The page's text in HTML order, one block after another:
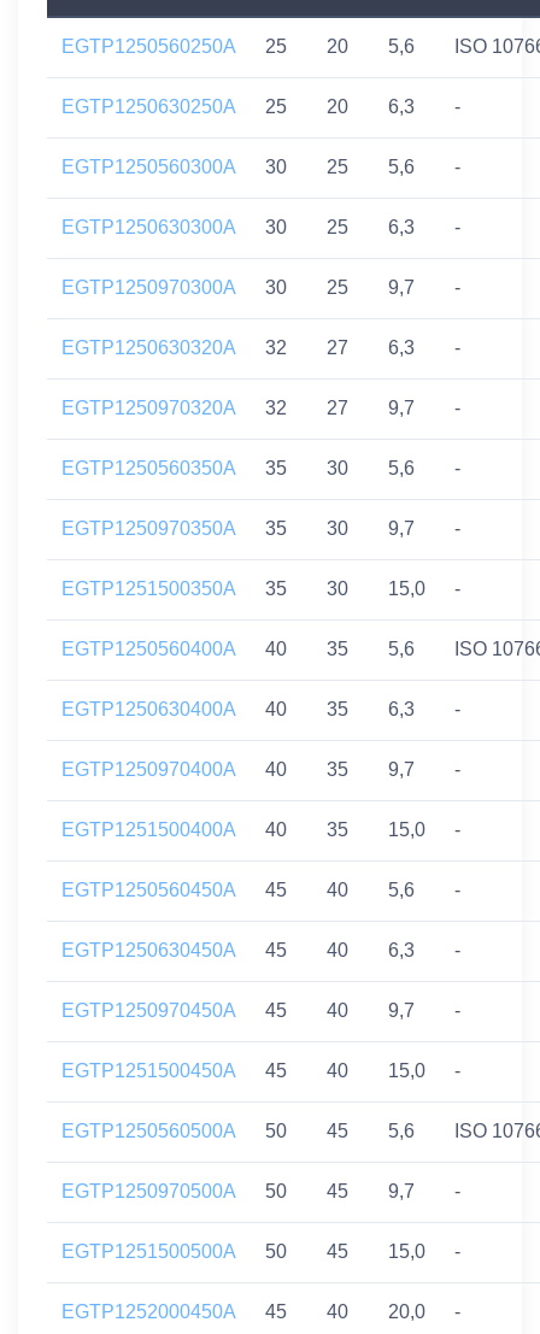
EGTP1250560250A 25 20 5,6 ISO
EGTP1250630250A 25 20 6,3 -
EGTP1250560300A 30 25 5,6 -
EGTP1250630300A 30 25 6,3 -
EGTP1250970300A 30 25 9,7 -
EGTP1250630320A 32 27 6,3 -
EGTP1250970320A 32 27 9,7 -
EGTP1250560350A 35 30 5,6 -
EGTP1250970350A 35 30 9,7 -
EGTP1251500350A 35 30 15,0 -
EGTP1250560400A 40 35 5,6 ISO
EGTP1250630400A 40 35 6,3 -
EGTP1250970400A 40 35 9,7 -
EGTP1251500400A 40 35 15,0 -
EGTP1250560450A 45 40 5,6 -
EGTP1250630450A 45 40 6,3 -
EGTP1250970450A 45 40 9,7 -
EGTP1251500450A 45 40 15,0 -
EGTP1250560500A 50 45 5,6 ISO
EGTP1250970500A 50 45 9,7 -
EGTP1251500500A 50 45 15,0 -
EGTP1252000450A 45 40 20,0 -